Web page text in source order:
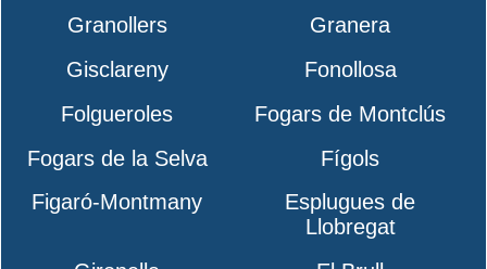
Granollers
Granera
Gisclareny
Fonollosa
Folgueroles
Fogars de Montclús
Fogars de la Selva
Fígols
Figaró-Montmany
Esplugues de
Llobregat